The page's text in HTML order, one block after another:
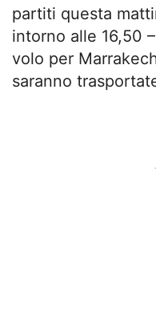
partiti questa
intorno alle 16,50
volo per
saranno